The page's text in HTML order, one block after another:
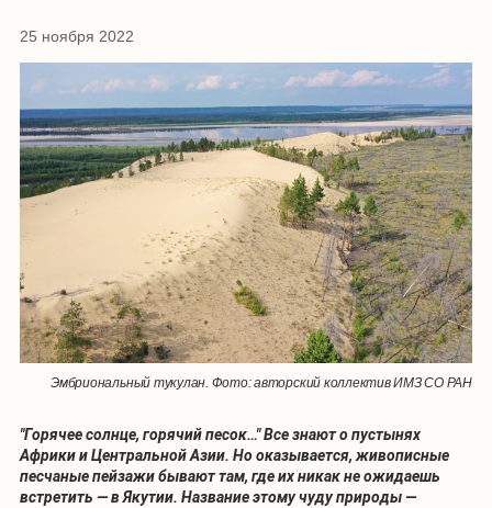
25 ноября 2022
Эмбриональный тукулан. Фото: авторский коллектив ИМЗ СО РАН
"Горячее солнце, горячий песок…" Все знают о пустынях
Африки и Центральной Азии. Но оказывается, живописные
песчаные пейзажи бывают там, где их никак не ожидаешь
встретить — в Якутии. Название этому чуду природы —